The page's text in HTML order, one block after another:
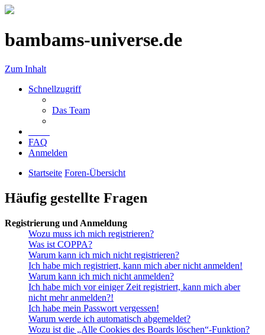
bambams-universe.de
Zum Inhalt
Schnellzugriff
Das Team
FAQ
Anmelden
Startseite Foren-Übersicht
Häufig gestellte Fragen
Registrierung und Anmeldung
Wozu muss ich mich registrieren?
Was ist COPPA?
Warum kann ich mich nicht registrieren?
Ich habe mich registriert, kann mich aber nicht anmelden!
Warum kann ich mich nicht anmelden?
Ich habe mich vor einiger Zeit registriert, kann mich aber
nicht mehr anmelden?!
Ich habe mein Passwort vergessen!
Warum werde ich automatisch abgemeldet?
Wozu ist die „Alle Cookies des Boards löschen“-Funktion?